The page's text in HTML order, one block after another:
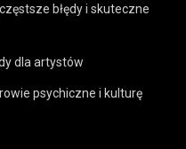
błędy i skuteczne
dla artystów
psychiczne i kulturę